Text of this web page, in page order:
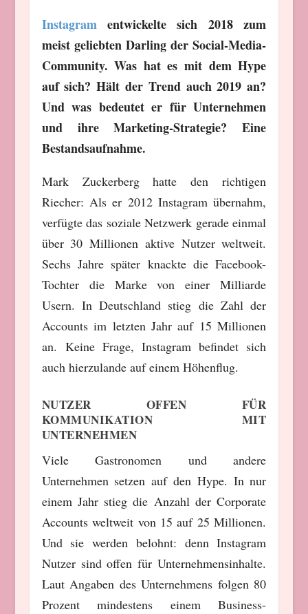
Instagramentwickelte sich 2018 zum
meist geliebten Darling der Social-Media-
Community. Was hat es mit dem Hype
auf sich? Hält der Trend auch 2019 an?
Und was bedeutet er für Unternehmen
und ihre Marketing-Strategie? Eine
Bestandsaufnahme.
Mark Zuckerberg hatte den richtigen
Riecher: Als er 2012 Instagram übernahm,
verfügte das soziale Netzwerk gerade einmal
über 30 Millionen aktive Nutzer weltweit.
Sechs Jahre später knackte die Facebook-
Tochter die Marke von einer Milliarde
Usern. In Deutschland stieg die Zahl der
Accounts im letzten Jahr auf 15 Millionen
an. Keine Frage, Instagram befindet sich
auch hierzulande auf einem Höhenflug.
NUTZER OFFEN FÜR
KOMMUNIKATION MIT
UNTERNEHMEN
Viele Gastronomen und andere
Unternehmen setzen auf den Hype. In nur
einem Jahr stieg die Anzahl der Corporate
Accounts weltweit von 15 auf 25 Millionen.
Und sie werden belohnt: denn Instagram
Nutzer sind offen für Unternehmensinhalte.
Laut Angaben des Unternehmens folgen 80
Prozent mindestens einem Business-